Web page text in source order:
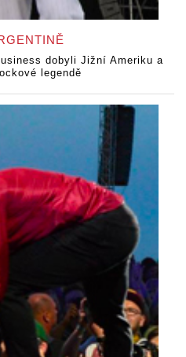
dobyli Jižní Ameriku a
legendě